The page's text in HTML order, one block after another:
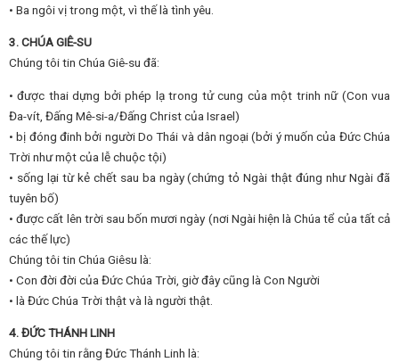
• Ba ngôi vị trong một, vì thế là tình yêu.
3. CHÚA GIÊ-SU
Chúng tôi tin Chúa Giê-su đã:
• được thai dựng bởi phép lạ trong tử cung của một trinh nữ (Con vua
Đa-vít, Đấng Mê-si-a/Đấng Christ của Israel)
• bị đóng đinh bởi người Do Thái và dân ngoại (bởi ý muốn của Đức Chúa
Trời như một của lễ chuộc tội)
• sống lại từ kẻ chết sau ba ngày (chứng tỏ Ngài thật đúng như Ngài đã
tuyên bố)
• được cất lên trời sau bốn mươi ngày (nơi Ngài hiện là Chúa tể của tất cả
các thế lực)
Chúng tôi tin Chúa Giêsu là:
• Con đời đời của Đức Chúa Trời, giờ đây cũng là Con Người
• là Đức Chúa Trời thật và là người thật.
4. ĐỨC THÁNH LINH
Chúng tôi tin rằng Đức Thánh Linh là: